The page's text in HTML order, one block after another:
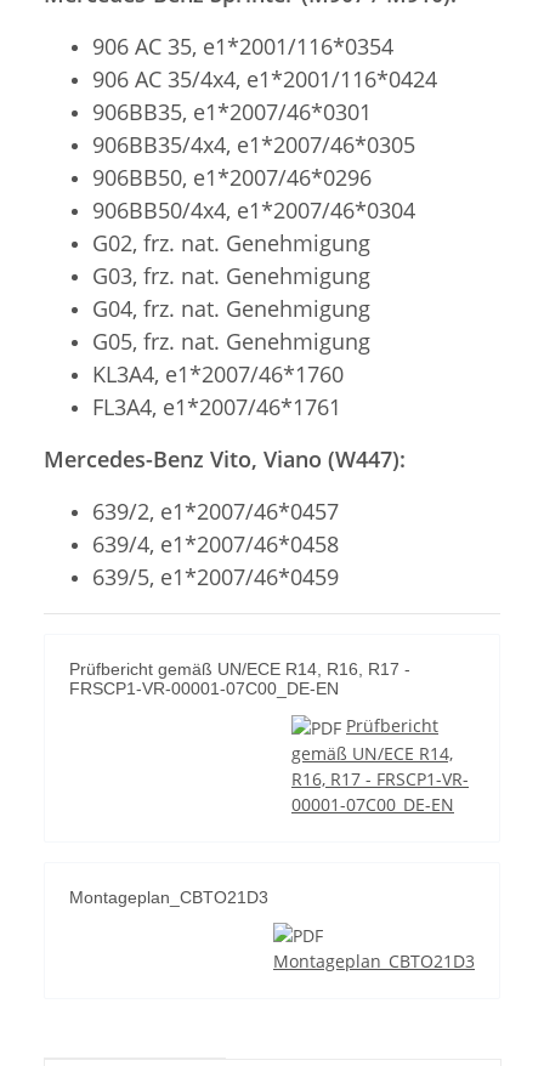
906 AC 35, e1*2001/116*0354
906 AC 35/4x4, e1*2001/116*0424
906BB35, e1*2007/46*0301
906BB35/4x4, e1*2007/46*0305
906BB50, e1*2007/46*0296
906BB50/4x4, e1*2007/46*0304
G02, frz. nat. Genehmigung
G03, frz. nat. Genehmigung
G04, frz. nat. Genehmigung
G05, frz. nat. Genehmigung
KL3A4, e1*2007/46*1760
FL3A4, e1*2007/46*1761
Mercedes-Benz Vito, Viano (W447):
639/2, e1*2007/46*0457
639/4, e1*2007/46*0458
639/5, e1*2007/46*0459
Prüfbericht gemäß UN/ECE R14, R16, R17 -
FRSCP1-VR-00001-07C00_DE-EN
Prüfbericht
gemäß UN/ECE R14,
R16, R17 - FRSCP1-VR-
00001-07C00_DE-EN
Montageplan_CBTO21D3
Montageplan_CBTO21D3